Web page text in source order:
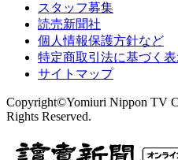
スタッフ募集
読売新聞社
個人情報保護方針など
特定商取引法に基づく
サイトマップ
Copyright©Yomiuri Nippon TV
Rights Reserved.